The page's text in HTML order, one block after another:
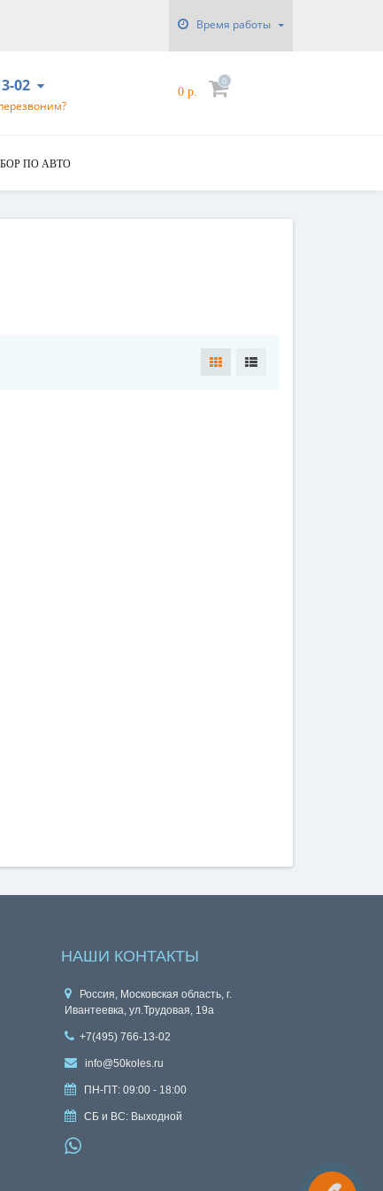
Время работы
02 0 р.
0
ПО АВТО
НАШИ КОНТАКТЫ
Россия, Московская область, г.
Ивантеевка, ул.Трудовая, 19а
+7(495) 766-13-02
info@50koles.ru
ПН-ПТ: 09:00 - 18:00
СБ и ВС: Выходной